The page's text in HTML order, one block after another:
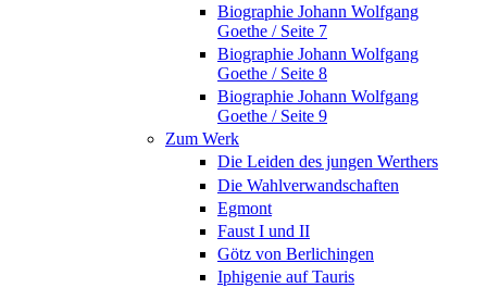
Biographie Johann Wolfgang
Goethe / Seite 7
Biographie Johann Wolfgang
Goethe / Seite 8
Biographie Johann Wolfgang
Goethe / Seite 9
Zum Werk
Die Leiden des jungen Werthers
Die Wahlverwandschaften
Egmont
Faust I und II
Götz von Berlichingen
Iphigenie auf Tauris